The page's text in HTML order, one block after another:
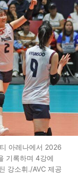
아레나에서 2026
기록하며 4강에
강소휘./AVC 제공